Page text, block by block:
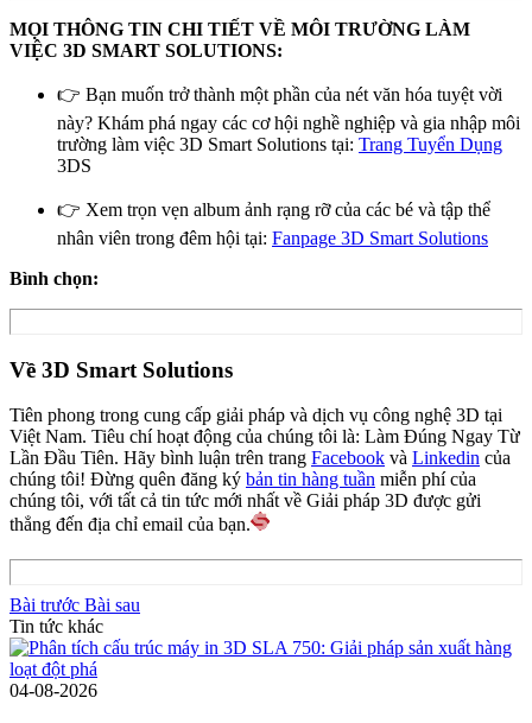
MỌI THÔNG TIN CHI TIẾT VỀ MÔI TRƯỜNG LÀM
VIỆC 3D SMART SOLUTIONS:
👉 Bạn muốn trở thành một phần của nét văn hóa tuyệt vời
này? Khám phá ngay các cơ hội nghề nghiệp và gia nhập môi
trường làm việc 3D Smart Solutions tại: Trang Tuyển Dụng
3DS
👉 Xem trọn vẹn album ảnh rạng rỡ của các bé và tập thể
nhân viên trong đêm hội tại: Fanpage 3D Smart Solutions
Bình chọn:
Về 3D Smart Solutions
Tiên phong trong cung cấp giải pháp và dịch vụ công nghệ 3D tại
Việt Nam. Tiêu chí hoạt động của chúng tôi là: Làm Đúng Ngay Từ
Lần Đầu Tiên. Hãy bình luận trên trang Facebook và Linkedin của
chúng tôi! Đừng quên đăng ký bản tin hàng tuần miễn phí của
chúng tôi, với tất cả tin tức mới nhất về Giải pháp 3D được gửi
thẳng đến địa chỉ email của bạn.
Bài trước Bài sau
Tin tức khác
04-08-2026